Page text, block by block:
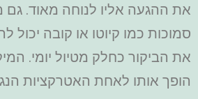
את ההגעה אליו לנוחה מאוד. גם
סמוכות כמו קיוטו או קובה יכול
את הביקור כחלק מטיול יומי.
הופך אותו לאחת האטרקציות